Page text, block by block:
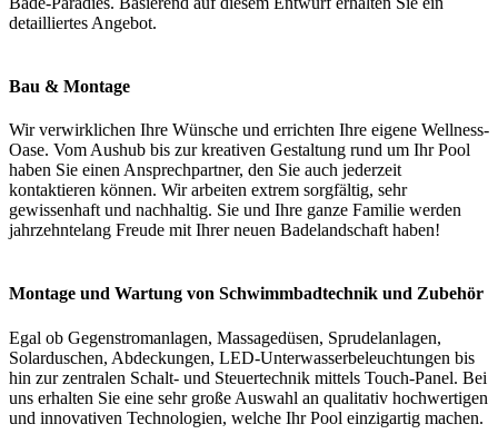
detailliertes Angebot.
Bau & Montage
Wir verwirklichen Ihre Wünsche und errichten Ihre eigene Wellness-
Oase. Vom Aushub bis zur kreativen Gestaltung rund um Ihr Pool
haben Sie einen Ansprechpartner, den Sie auch jederzeit
kontaktieren können. Wir arbeiten extrem sorgfältig, sehr
gewissenhaft und nachhaltig. Sie und Ihre ganze Familie werden
jahrzehntelang Freude mit Ihrer neuen Badelandschaft haben!
Montage und Wartung von Schwimmbadtechnik und Zubehör
Egal ob Gegenstromanlagen, Massagedüsen, Sprudelanlagen,
Solarduschen, Abdeckungen, LED-Unterwasserbeleuchtungen bis
hin zur zentralen Schalt- und Steuertechnik mittels Touch-Panel. Bei
uns erhalten Sie eine sehr große Auswahl an qualitativ hochwertigen
und innovativen Technologien, welche Ihr Pool einzigartig machen.